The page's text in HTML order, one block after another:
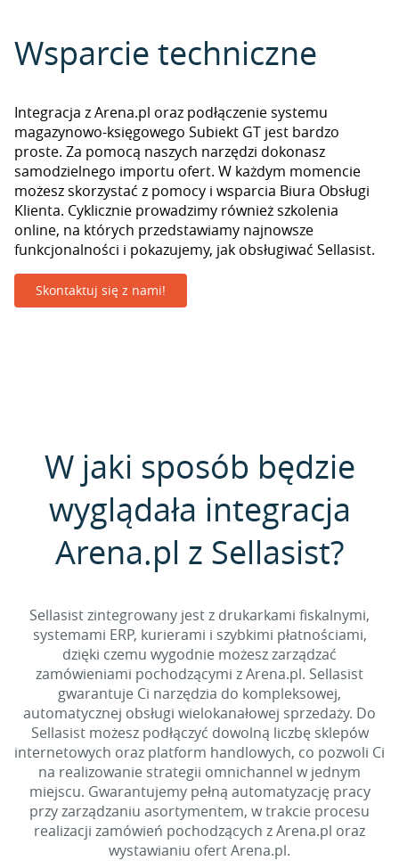
Wsparcie techniczne
Integracja z Arena.pl oraz podłączenie systemu
magazynowo-księgowego Subiekt GT jest bardzo
proste. Za pomocą naszych narzędzi dokonasz
samodzielnego importu ofert. W każdym momencie
możesz skorzystać z pomocy i wsparcia Biura Obsługi
Klienta. Cyklicznie prowadzimy również szkolenia
online, na których przedstawiamy najnowsze
funkcjonalności i pokazujemy, jak obsługiwać Sellasist.
Skontaktuj się z nami!
W jaki sposób będzie
wyglądała integracja
Arena.pl z Sellasist?
Sellasist zintegrowany jest z drukarkami fiskalnymi,
systemami ERP, kurierami i szybkimi płatnościami,
dzięki czemu wygodnie możesz zarządzać
zamówieniami pochodzącymi z Arena.pl. Sellasist
gwarantuje Ci narzędzia do kompleksowej,
automatycznej obsługi wielokanałowej sprzedaży. Do
Sellasist możesz podłączyć dowolną liczbę sklepów
internetowych oraz platform handlowych, co pozwoli Ci
na realizowanie strategii omnichannel w jednym
miejscu. Gwarantujemy pełną automatyzację pracy
przy zarządzaniu asortymentem, w trakcie procesu
realizacji zamówień pochodzących z Arena.pl oraz
wystawianiu ofert Arena.pl.